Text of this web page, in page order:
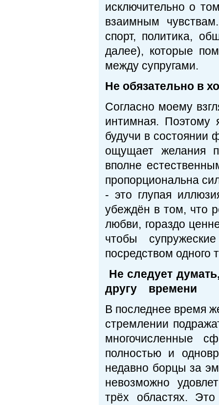
исключительно о
взаимным
спорт, политика,
далее), которые
между супругами.
Не обязательно в
Согласно моему
интимная. Поэтому
будучи в состоянии
ощущает желания
вполне
пропорциональна
- это глупая
убеждён в том, что
любви, гораздо
чтобы
посредством одного
Не следует
другу времени
В последнее время
стремлении
многочисленные
полностью и
недавно борцы за
невозможно
трёх областях.